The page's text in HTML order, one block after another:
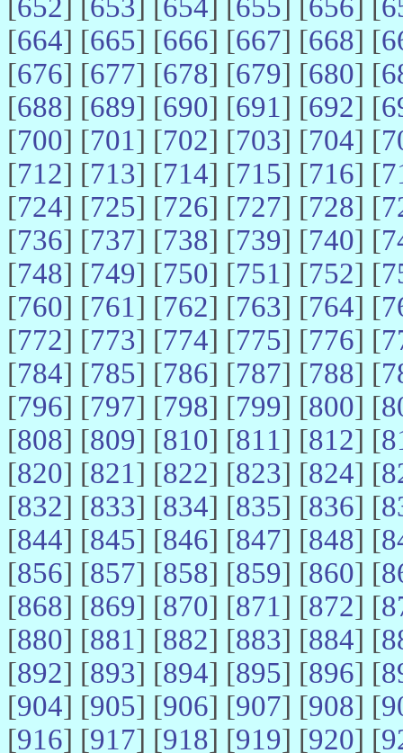
[652] [653] [654] [655] [656] [
[664] [665] [666] [667] [668] [
[676] [677] [678] [679] [680] [
[688] [689] [690] [691] [692] [
[700] [701] [702] [703] [704] [
[712] [713] [714] [715] [716] [
[724] [725] [726] [727] [728] [
[736] [737] [738] [739] [740] [
[748] [749] [750] [751] [752] [
[760] [761] [762] [763] [764] [
[772] [773] [774] [775] [776] [
[784] [785] [786] [787] [788] [
[796] [797] [798] [799] [800] [
[808] [809] [810] [811] [812] [
[820] [821] [822] [823] [824] [
[832] [833] [834] [835] [836] [
[844] [845] [846] [847] [848] [
[856] [857] [858] [859] [860] [
[868] [869] [870] [871] [872] [
[880] [881] [882] [883] [884] [
[892] [893] [894] [895] [896] [
[904] [905] [906] [907] [908] [
[916] [917] [918] [919] [920] [